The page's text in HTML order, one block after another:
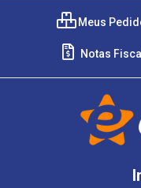
Meus
Notas